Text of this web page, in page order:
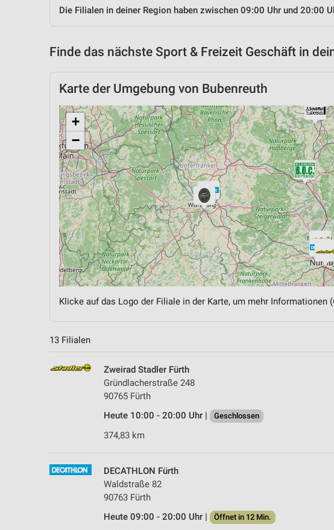
Die Filialen in deiner Region haben zwischen 09:00 Uhr und 20:00
Finde das nächste Sport & Freizeit Geschäft in
Karte der Umgebung von Bubenreuth
+
−
Klicke auf das Logo der Filiale in der Karte, um mehr Informationen
13 Filialen
Zweirad Stadler Fürth
Gründlacherstraße 248
90765 Fürth
Heute 10:00 - 20:00 Uhr |
Geschlossen
374,83 km
DECATHLON Fürth
Waldstraße 82
90763 Fürth
Heute 09:00 - 20:00 Uhr |
Öffnet in 12 Min.